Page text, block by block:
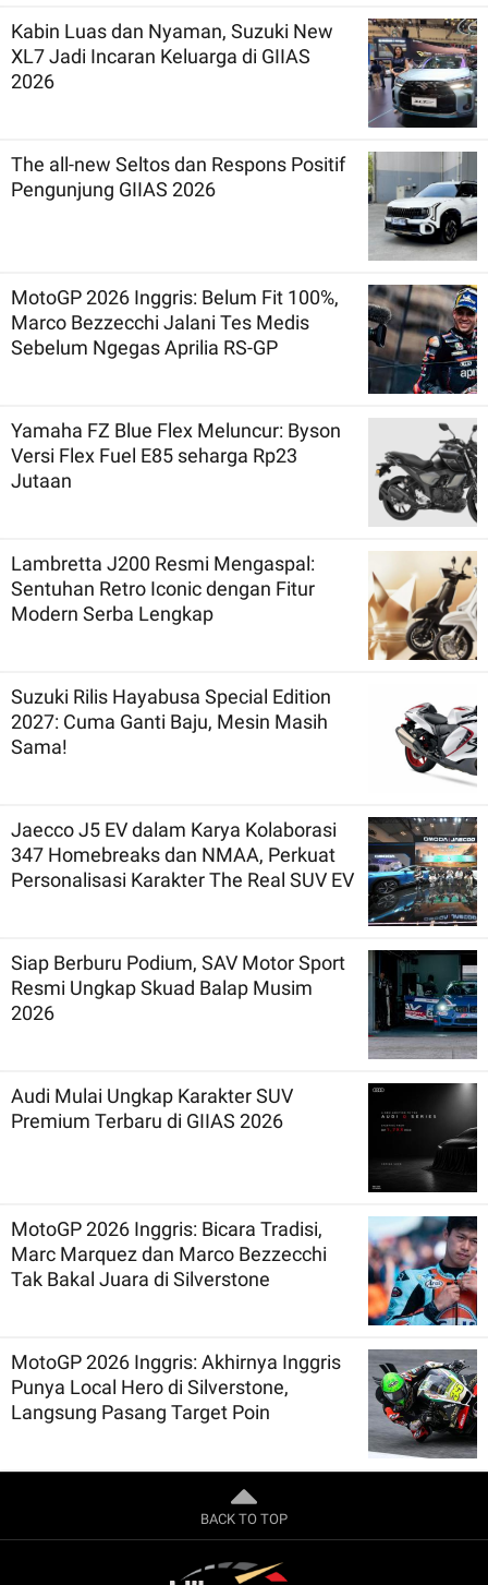
Kabin Luas dan Nyaman, Suzuki New
XL7 Jadi Incaran Keluarga di GIIAS
2026
The all-new Seltos dan Respons Positif
Pengunjung GIIAS 2026
MotoGP 2026 Inggris: Belum Fit 100%,
Marco Bezzecchi Jalani Tes Medis
Sebelum Ngegas Aprilia RS-GP
Yamaha FZ Blue Flex Meluncur: Byson
Versi Flex Fuel E85 seharga Rp23
Jutaan
Lambretta J200 Resmi Mengaspal:
Sentuhan Retro Iconic dengan Fitur
Modern Serba Lengkap
Suzuki Rilis Hayabusa Special Edition
2027: Cuma Ganti Baju, Mesin Masih
Sama!
Jaecco J5 EV dalam Karya Kolaborasi
347 Homebreaks dan NMAA, Perkuat
Personalisasi Karakter The Real SUV EV
Siap Berburu Podium, SAV Motor Sport
Resmi Ungkap Skuad Balap Musim
2026
Audi Mulai Ungkap Karakter SUV
Premium Terbaru di GIIAS 2026
MotoGP 2026 Inggris: Bicara Tradisi,
Marc Marquez dan Marco Bezzecchi
Tak Bakal Juara di Silverstone
MotoGP 2026 Inggris: Akhirnya Inggris
Punya Local Hero di Silverstone,
Langsung Pasang Target Poin
BACK TO TOP